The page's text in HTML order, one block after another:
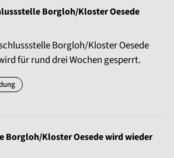
Borgloh/Kloster Oesede
Borgloh/Kloster Oesede
für rund drei Wochen gesperrt.
Borgloh/Kloster Oesede wird wieder